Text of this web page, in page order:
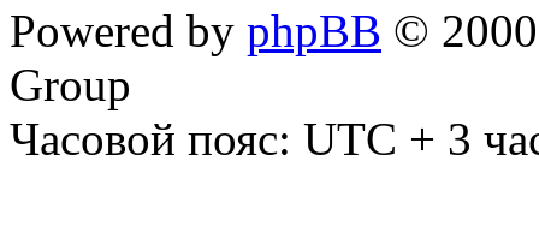
Powered by phpBB ©
Group
Часовой пояс: UTC + 3